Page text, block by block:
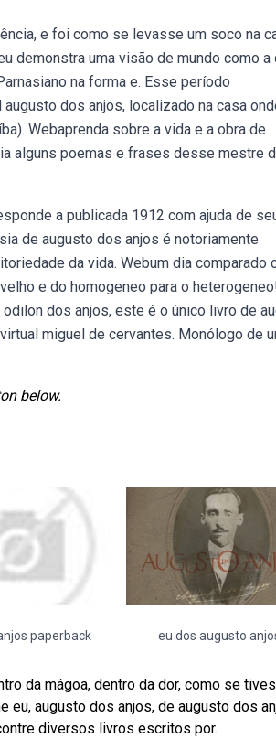
e foi como se levasse um soco na
demonstra uma visão de mundo como a
na forma e. Esse período
dos anjos, localizado na casa
Webaprenda sobre a vida e a obra de
alguns poemas e frases desse mestre
a publicada 1912 com ajuda de
de augusto dos anjos é notoriamente
da vida. Webum dia comparado
e do homogeneo para o
dos anjos, este é o único livro de
miguel de cervantes. Monólogo de
below.
paperback eu dos augusto
da mágoa, dentro da dor, como se
eu, augusto dos anjos, de augusto dos
diversos livros escritos por.